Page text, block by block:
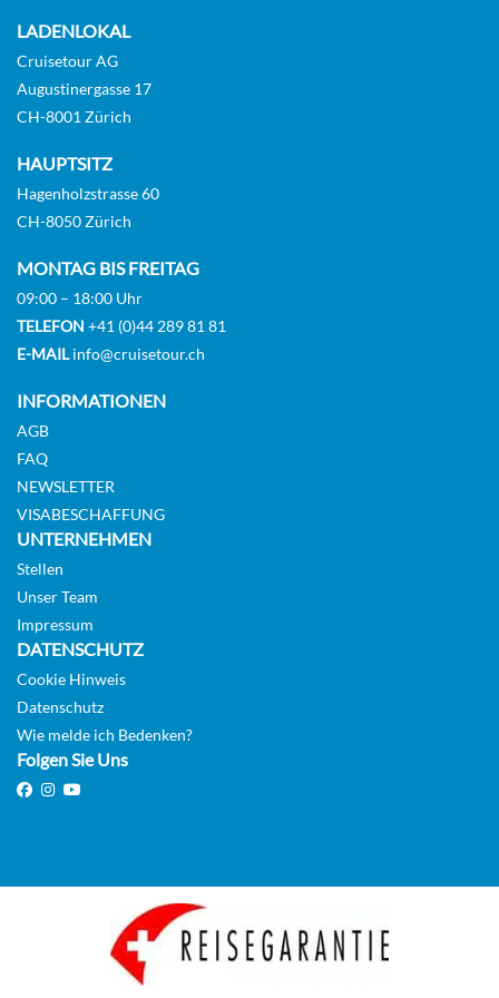
Deluxe-Familienkabine mit Meerblick-[08B]
AUSWÄHLEN
Deluxe-Familienkabine mit Meerblick-[08D]
Auf Anfrage
AUSWÄHLEN
KABINE
ANFRAGEN
LADENLOKAL
Cruisetour AG
Augustinergasse 17
CH-8001 Zürich
HAUPTSITZ
Hagenholzstrasse 60
CH-8050 Zürich
MONTAG BIS FREITAG
09:00 – 18:00 Uhr
TELEFON +41 (0)44 289 81 81
E-MAILinfo@cruisetour.ch
INFORMATIONEN
AGB
FAQ
NEWSLETTER
VISABESCHAFFUNG
UNTERNEHMEN
Stellen
Unser Team
Impressum
DATENSCHUTZ
Cookie Hinweis
Datenschutz
Wie melde ich Bedenken?
Folgen Sie Uns